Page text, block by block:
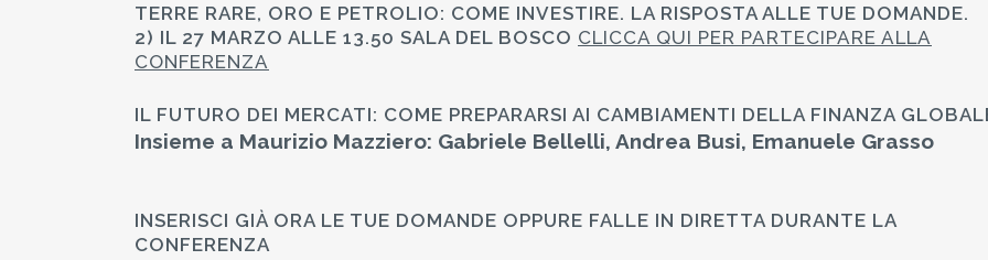
TERRE RARE, ORO E PETROLIO: COME INVESTIRE. LA RISPOSTA ALLE TUE DOMANDE.
2) IL 27 MARZO ALLE 13.50 SALA DEL BOSCO CLICCA QUI PER PARTECIPARE ALLA
CONFERENZA
IL FUTURO DEI MERCATI: COME PREPARARSI AI CAMBIAMENTI DELLA FINANZA
Insieme a Maurizio Mazziero: Gabriele Bellelli, Andrea Busi, Emanuele Grasso
INSERISCI GIÀ ORA LE TUE DOMANDE OPPURE FALLE IN DIRETTA DURANTE LA
CONFERENZA